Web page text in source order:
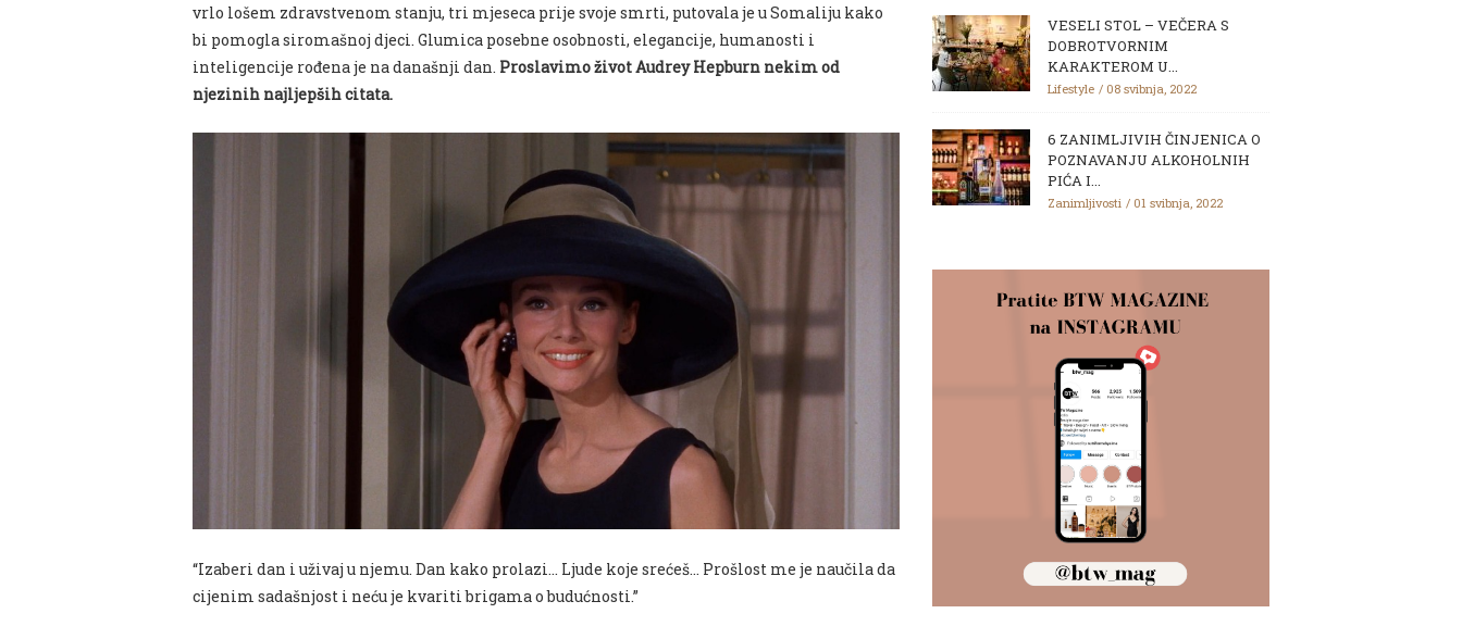
vrlo lošem zdravstvenom stanju, tri mjeseca prije svoje smrti, putovala je u Somaliju kako
bi pomogla siromašnoj djeci. Glumica posebne osobnosti, elegancije, humanosti i
inteligencije rođena je na današnji dan. Proslavimo život Audrey Hepburn nekim od
njezinih najljepših citata.
“Izaberi dan i uživaj u njemu. Dan kako prolazi… Ljude koje srećeš… Prošlost me je naučila da
cijenim sadašnjost i neću je kvariti brigama o budućnosti.”
VESELI STOL – VEČERA S
DOBROTVORNIM
KARAKTEROM U...
Lifestyle 08 svibnja, 2022
6 ZANIMLJIVIH ČINJENICA O
POZNAVANJU ALKOHOLNIH
PIĆA I...
Zanimljivosti 01 svibnja, 2022